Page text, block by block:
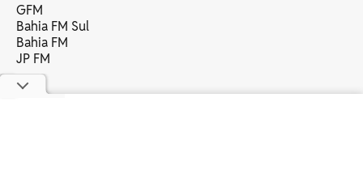
GFM
Bahia FM Sul
Bahia FM
JP FM